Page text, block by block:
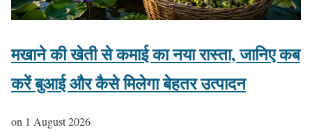
मखाने की खेती से कमाई का नया रास्ता, जानिए कब
करें बुआई और कैसे मिलेगा बेहतर उत्पादन
on 1 August 2026